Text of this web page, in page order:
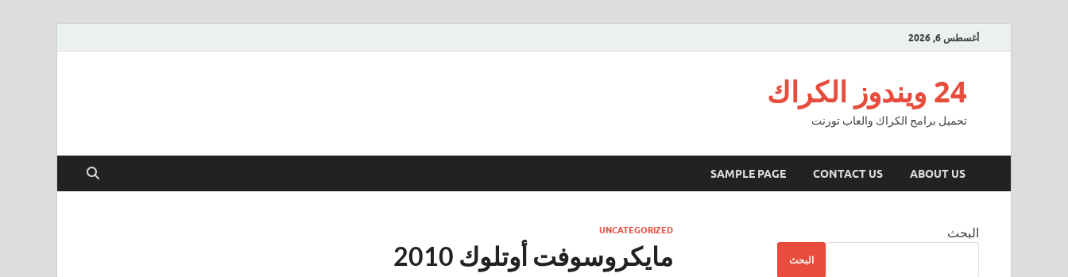
أغسطس 6, 2026
24 ويندوز الكراك
تحميل برامج الكراك والعاب تورنت
ABOUT US
CONTACT US
SAMPLE PAGE
UNCATEGORIZED
مايكروسوفت أوتلوك 2010
البحث
البحث